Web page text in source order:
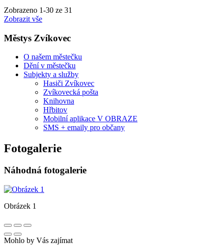
Zobrazeno 1-30 ze 31
Zobrazit vše
Městys Zvíkovec
O našem městečku
Dění v městečku
Subjekty a služby
Hasiči Zvíkovec
Zvíkovecká pošta
Knihovna
Hřbitov
Mobilní aplikace V OBRAZE
SMS + emaily pro občany
Fotogalerie
Náhodná fotogalerie
Obrázek 1
Mohlo by Vás zajímat